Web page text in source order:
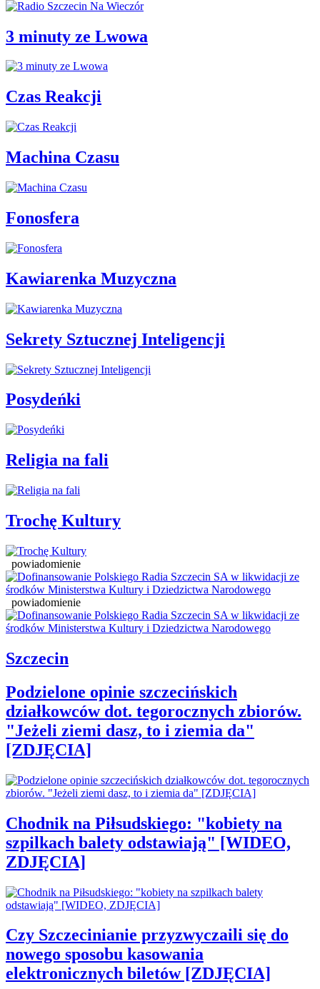
3 minuty ze Lwowa
Czas Reakcji
Machina Czasu
Fonosfera
Kawiarenka Muzyczna
Sekrety Sztucznej Inteligencji
Posydeńki
Religia na fali
Trochę Kultury
powiadomienie
powiadomienie
Szczecin
Podzielone opinie szczecińskich
działkowców dot. tegorocznych zbiorów.
"Jeżeli ziemi dasz, to i ziemia da"
[ZDJĘCIA]
Chodnik na Piłsudskiego: "kobiety na
szpilkach balety odstawiają" [WIDEO,
ZDJĘCIA]
Czy Szczecinianie przyzwyczaili się do
nowego sposobu kasowania
elektronicznych biletów [ZDJĘCIA]